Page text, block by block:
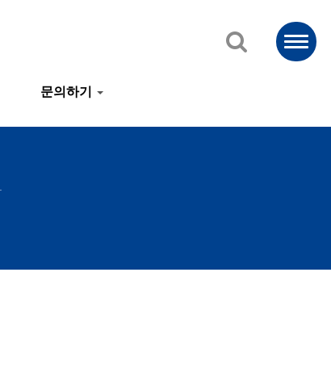
문의하기